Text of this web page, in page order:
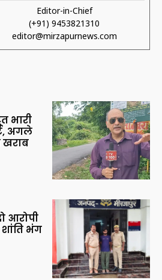
Editor-in-Chief
(+91) 9453821310
editor@mirzapurnews.com
भारी
अगले
खराब
आरोपी
शांति भंग